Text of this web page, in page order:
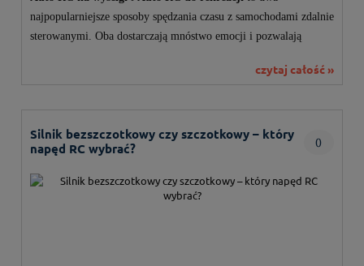
najpopularniejsze sposoby spędzania czasu z samochodami zdalnie
sterowanymi. Oba dostarczają mnóstwo emocji i pozwalają
czytaj całość »
Silnik bezszczotkowy czy szczotkowy – który
napęd RC wybrać?
0